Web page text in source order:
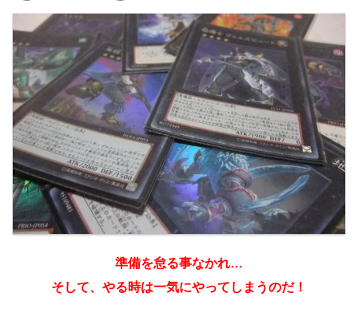
準備を怠る事なかれ…
そして、やる時は一気にやってしまうのだ！